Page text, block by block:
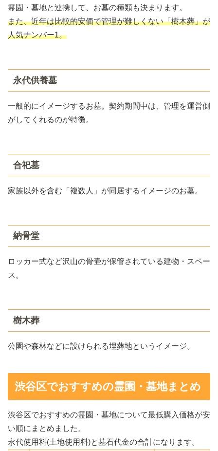
霊園・墓地と連携して、お墓の種類も決まります。
また、近年は比較的安価で管理が難しくない「樹木葬」が
人気ナンバー1。
永代供養墓
一般的にイメージするお墓。契約期間中は、管理を運営側
がしてくれるのが特徴。
合祀墓
家族以外を含む「複数人」が同居するイメージのお墓。
納骨堂
ロッカー式など沢山の骨壷が保管されている建物・スペー
ス。
樹木葬
公園や森林などに設けられる埋葬地というイメージ。
渋谷区でおすすめの霊園・墓地まとめ
渋谷区でおすすめの霊園・墓地について最低購入価格が安
い順にまとめました。
永代使用料(土地使用料)と墓石代金の合計になります。